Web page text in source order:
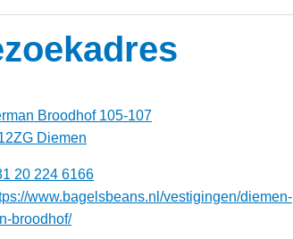
Broodhof 105-107
Diemen
20 224 6166
www.bagelsbeans.nl/vestigingen/diemen-
broodhof/